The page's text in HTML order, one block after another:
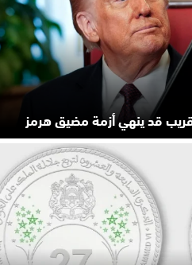
قريب قد ينهي أزمة مضيق هرمز